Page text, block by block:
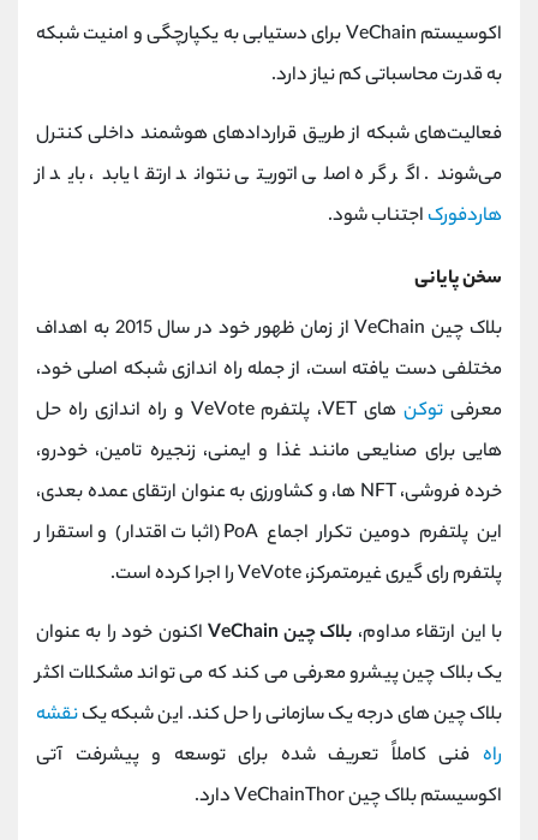
اکوسیستم VeChain برای دستیابی به یکپارچگی و امنیت شبکه
به قدرت محاسباتی کم نیاز دارد.
فعالیت‌های شبکه از طریق قراردادهای هوشمند داخلی کنترل
می‌شوند. اگر گره اصلی اتوریتی نتواند ارتقا یابد، باید از
هاردفورک اجتناب شود.
سخن پایانی
بلاک چین VeChain از زمان ظهور خود در سال 2015 به اهداف
مختلفی دست یافته است، از جمله راه اندازی شبکه اصلی خود،
معرفی توکن
های VET، پلتفرم VeVote و راه اندازی راه حل
هایی برای صنایعی مانند غذا و ایمنی، زنجیره تامین، خودرو،
خرده فروشی، NFT ها، و کشاورزی به عنوان ارتقای عمده بعدی،
این پلتفرم دومین تکرار اجماع PoA (اثبات اقتدار) و استقرار
پلتفرم رای گیری غیرمتمرکز، VeVote را اجرا کرده است.
با این ارتقاء مداوم، بلاک چین VeChain
اکنون خود را به عنوان
یک بلاک چین پیشرو معرفی می کند که می تواند مشکلات اکثر
بلاک چین های درجه یک سازمانی را حل کند. این شبکه یکنقشه
راه فنی کاملاً تعریف شده برای توسعه و پیشرفت آتی
اکوسیستم بلاک چین VeChainThor دارد.